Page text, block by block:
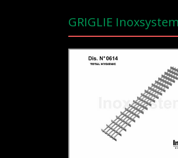
GRIGLIE